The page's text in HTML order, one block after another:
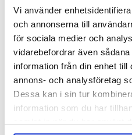
Vi använder
och annonserna till
för sociala medier och
vidarebefordrar även
information från din enhet till
annons- och analysföretag
Dessa kan i sin tur
information som du har
samlat in när du har använt
Reviews
Ask about product
RELATED